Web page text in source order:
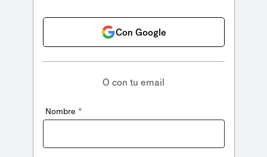
Con Google
O con tu email
Nombre *